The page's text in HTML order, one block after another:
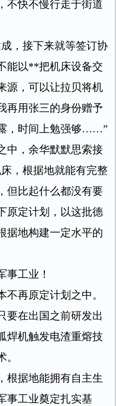
不快不慢行走于街道
，接下来就等签订协
能以**把机床设备交
源，可以让拉贝将机
再用张三的身份赠予
，时间上勉强够……”
中，余华默默思索接
，根据地就能有完整
但比起什么都没有要
原定计划，以这批德
据地构建一定水平的
事工业！
再原定计划之中。
要在出国之前研发出
焊机触发电渣重熔技
根据地能拥有自主生
事工业奠定扎实基